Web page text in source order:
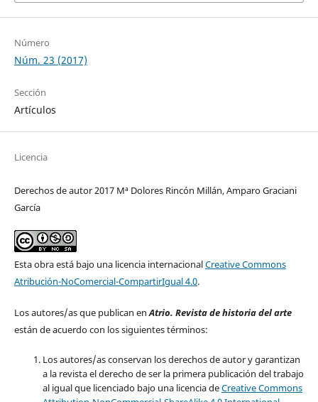
Número
Núm. 23 (2017)
Sección
Artículos
Licencia
Derechos de autor 2017 Mª Dolores Rincón Millán, Amparo Graciani
García
Esta obra está bajo una licencia internacionalCreative Commons
Atribución-NoComercial-CompartirIgual 4.0.
Los autores/as que publican enAtrio. Revista de historia del arte
están de acuerdo con los siguientes términos:
Los autores/as conservan los derechos de autor y garantizan
a la revista el derecho de ser la primera publicación del trabajo
al igual que licenciado bajo una licencia deCreative Commons